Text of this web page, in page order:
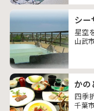
シー
星空
山武
かの
四季
千葉